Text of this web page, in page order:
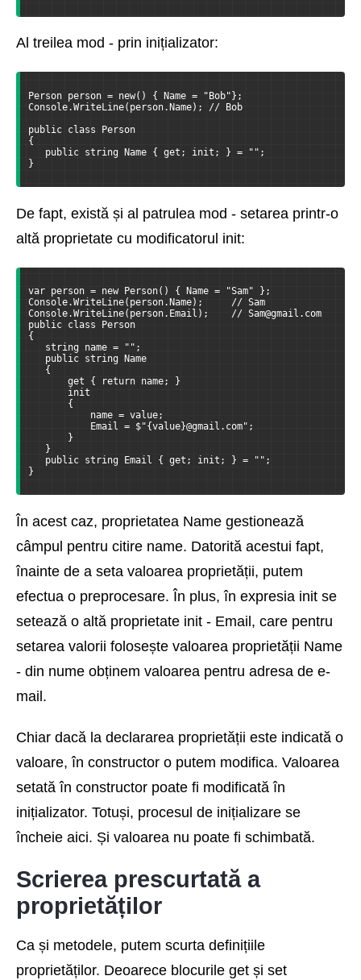
Al treilea mod - prin inițializator:
Person person = new() { Name = "Bob"};
Console.WriteLine(person.Name); // Bob
public class Person
{
public string Name { get; init; } = "";
}
De fapt, există și al patrulea mod - setarea printr-o
altă proprietate cu modificatorul init:
var person = new Person() { Name = "Sam" };
Console.WriteLine(person.Name);     // Sam
Console.WriteLine(person.Email);    // Sam@gmail.com
public class Person
{
string name = "";
public string Name
{
get { return name; }
init
{
name = value;
Email = $"{value}@gmail.com";
}
}
public string Email { get; init; } = "";
}
În acest caz, proprietatea Name gestionează
câmpul pentru citire name. Datorită acestui fapt,
înainte de a seta valoarea proprietății, putem
efectua o preprocesare. În plus, în expresia init se
setează o altă proprietate init - Email, care pentru
setarea valorii folosește valoarea proprietății Name
- din nume obținem valoarea pentru adresa de e-
mail.
Chiar dacă la declararea proprietății este indicată o
valoare, în constructor o putem modifica. Valoarea
setată în constructor poate fi modificată în
inițializator. Totuși, procesul de inițializare se
încheie aici. Și valoarea nu poate fi schimbată.
Scrierea prescurtată a
proprietăților
Ca și metodele, putem scurta definițiile
proprietăților. Deoarece blocurile get și set